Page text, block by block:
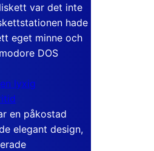
var det inte
hade
eget minne och
DOS
lyxig
en påkostad
elegant design,